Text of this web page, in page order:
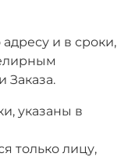
адресу и в сроки,
Заказа.
указаны в
только лицу,